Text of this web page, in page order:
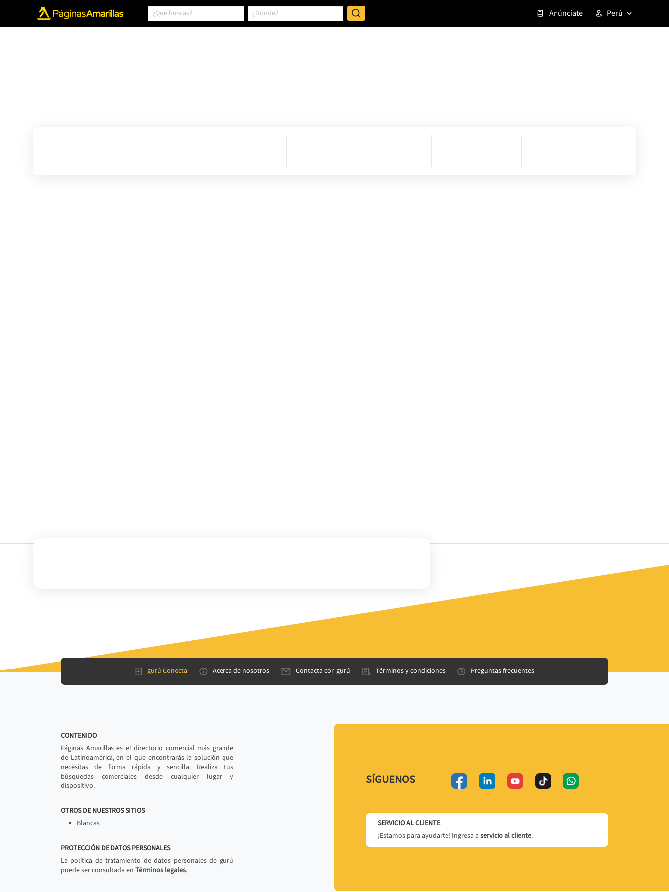
Anúnciate Perú
gurú Conecta Acerca de nosotros Contacta con gurú Términos y condiciones Preguntas frecuentes
CONTENIDO
Páginas Amarillas es el directorio comercial más grande
de Latinoamérica, en el que encontrarás la solución que
necesitas de forma rápida y sencilla. Realiza tus
búsquedas comerciales desde cualquier lugar y
dispositivo.
OTROS DE NUESTROS SITIOS
Blancas
PROTECCIÓN DE DATOS PERSONALES
La política de tratamiento de datos personales de gurú
puede ser consultada en Términos legales.
SÍGUENOS
SERVICIO AL CLIENTE
¡Estamos para ayudarte! Ingresa a servicio al cliente.